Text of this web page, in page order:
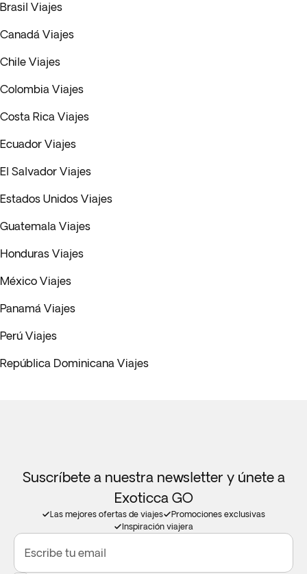
Brasil Viajes
Canadá Viajes
Chile Viajes
Colombia Viajes
Costa Rica Viajes
Ecuador Viajes
El Salvador Viajes
Estados Unidos Viajes
Guatemala Viajes
Honduras Viajes
México Viajes
Panamá Viajes
Perú Viajes
República Dominicana Viajes
Suscríbete a nuestra newsletter y únete a
Exoticca GO
Las mejores ofertas de viajes
Promociones exclusivas
Inspiración viajera
Escribe tu email